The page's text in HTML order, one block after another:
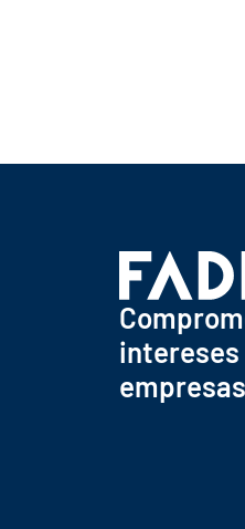
intereses